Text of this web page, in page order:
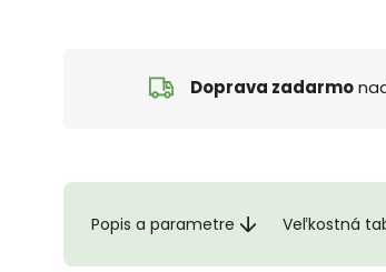
Doprava zadarmo
Popis a parametre Veľkostná